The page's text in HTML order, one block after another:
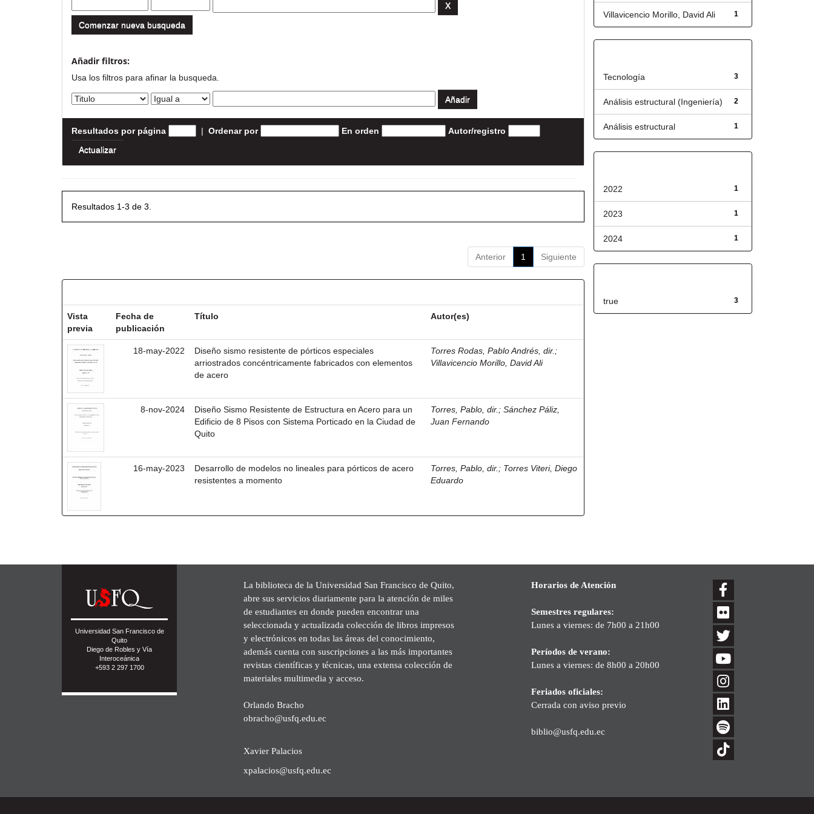
Comenzar nueva busqueda
Añadir filtros:
Usa los filtros para afinar la busqueda.
Resultados por página | Ordenar por En orden Autor/registro
Resultados 1-3 de 3.
Anterior 1 Siguiente
Vista
previa
Fecha de
publicación
Título Autor(es)
18-may-2022
Diseño sismo resistente de pórticos especiales
arriostrados concéntricamente fabricados con elementos
de acero
Torres Rodas, Pablo Andrés, dir. ;
Villavicencio Morillo, David Ali
8-nov-2024
Diseño Sismo Resistente de Estructura en Acero para un
Edificio de 8 Pisos con Sistema Porticado en la Ciudad de
Quito
Torres, Pablo, dir. ;Sánchez Páliz,
Juan Fernando
16-may-2023
Desarrollo de modelos no lineales para pórticos de acero
resistentes a momento
Torres, Pablo, dir. ; Torres Viteri, Diego
Eduardo
1
Villavicencio Morillo, David Ali
3
Tecnología
2
Análisis estructural (Ingeniería)
1
Análisis estructural
1
2022
1
2023
1
2024
3
true
Universidad San Francisco de
Quito
Diego de Robles y Vía
Interoceánica
+593 2 297 1700
La biblioteca de la Universidad San Francisco de Quito,
abre sus servicios diariamente para la atención de miles
de estudiantes en donde pueden encontrar una
seleccionada y actualizada colección de libros impresos
y electrónicos en todas las áreas del conocimiento,
además cuenta con suscripciones a las más importantes
revistas científicas y técnicas, una extensa colección de
materiales multimedia y acceso.
Orlando Bracho
obracho@usfq.edu.ec
Xavier Palacios
xpalacios@usfq.edu.ec
Horarios de Atención
Semestres regulares:
Lunes a viernes: de 7h00 a 21h00
Períodos de verano:
Lunes a viernes: de 8h00 a 20h00
Feriados oficiales:
Cerrada con aviso previo
biblio@usfq.edu.ec